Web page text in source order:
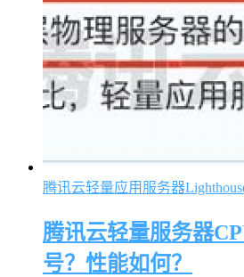
腾讯云轻量应用服务器
腾讯云轻量服务器
号？性能如何？